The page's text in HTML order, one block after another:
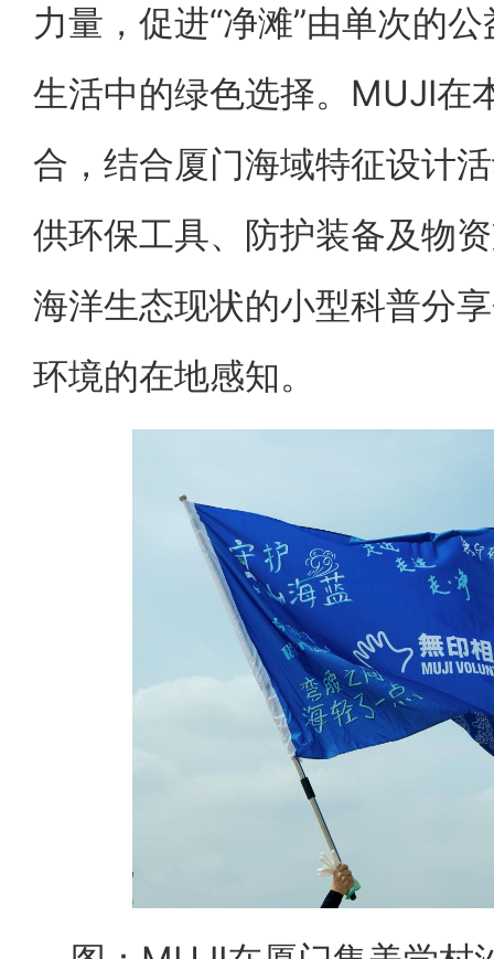
力量，促进“净滩”由单次的
生活中的绿色选择。MUJI在
合，结合厦门海域特征设计
供环保工具、防护装备及物
海洋生态现状的小型科普分
环境的在地感知。